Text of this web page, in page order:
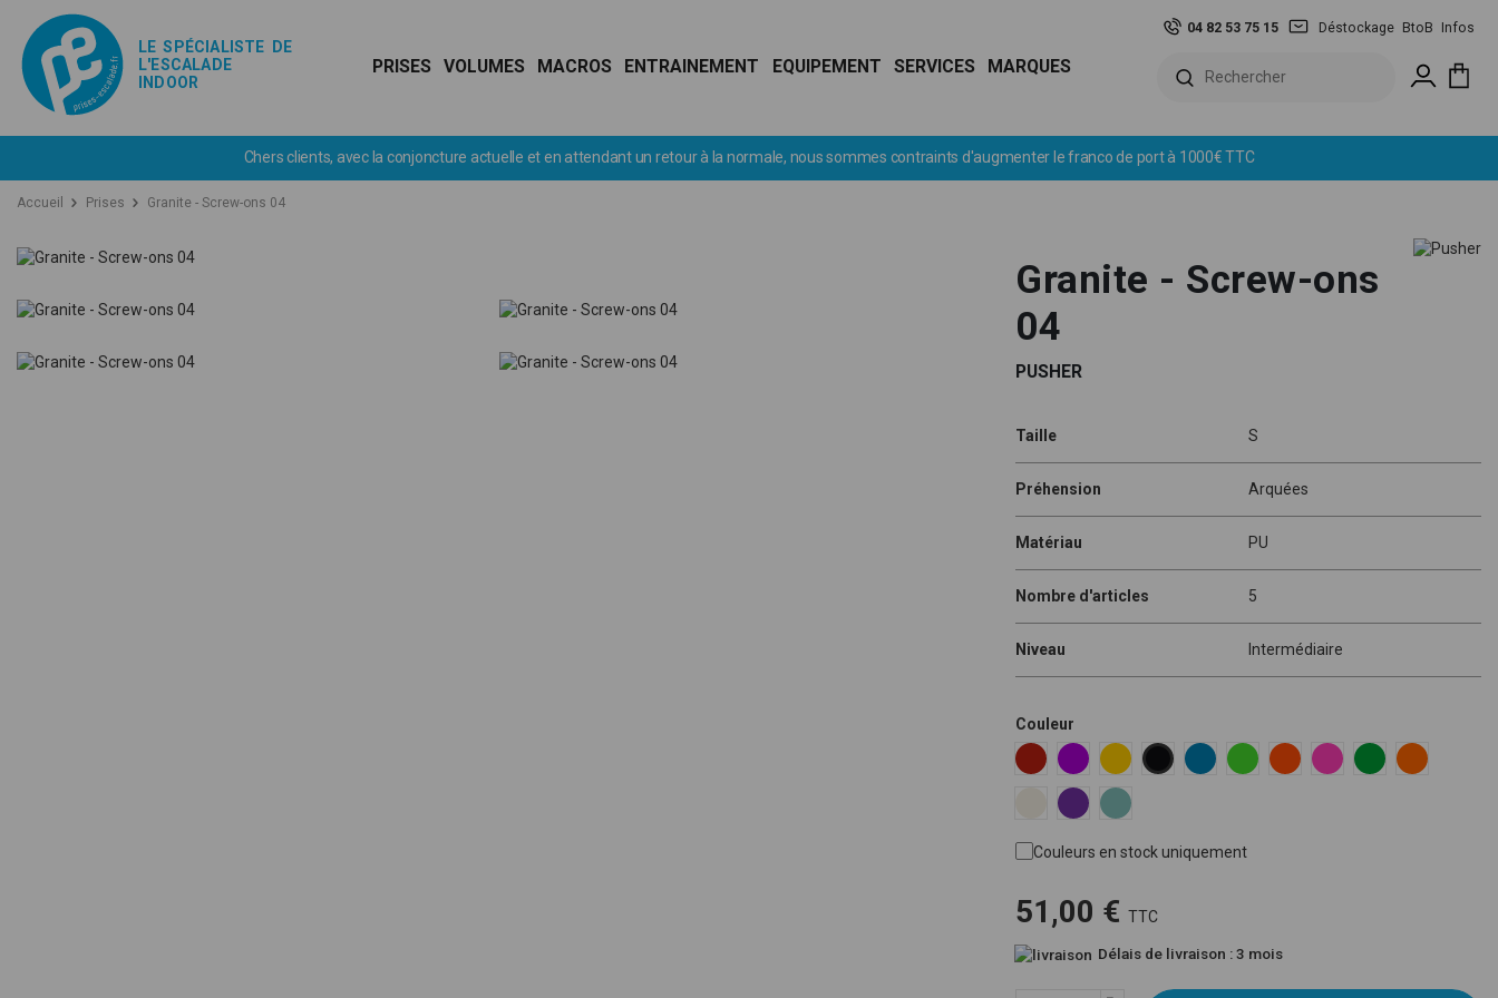
LE SPÉCIALISTE DE
L'ESCALADE
INDOOR
PRISES VOLUMES MACROS ENTRAINEMENT EQUIPEMENT SERVICES MARQUES
04 82 53 75 15 Déstockage BtoB Infos
Déstockage : profitez de remise jusqu'à -60%. J’en profite
Accueil Prises Granite - Screw-ons 04
Granite - Screw-ons
04
PUSHER
Taille S
Préhension Arquées
Matériau PU
Nombre d'articles 5
Niveau Intermédiaire
Couleur
Red RAL 3020Violet RAL 4008
Yellow Pantone 116C
Black RAL 9005
Blue RAL 5015
Fluoro Green Pantone 802C
Fluoro Orange Pantone 805C
Fluoro Pink Pantone
Green US 16-16
Orange US
White RAL 9010
US Violet Pantone 267U
Blue Mint RAL 6027
Couleurs en stock uniquement
51,00 € TTC
Délais de livraison : 3 mois